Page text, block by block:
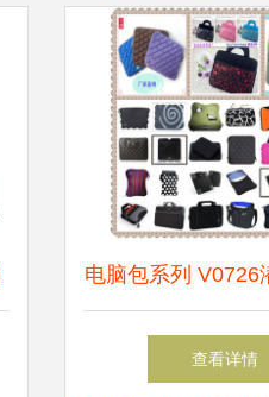
电脑包系列 V0726
内胆包 轻薄防护
查看详情